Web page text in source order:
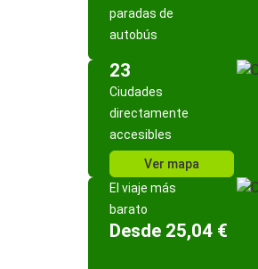
paradas de
autobús
23
Ciudades
directamente
accesibles
Ver mapa
El viaje más
barato
Desde 25,04 €